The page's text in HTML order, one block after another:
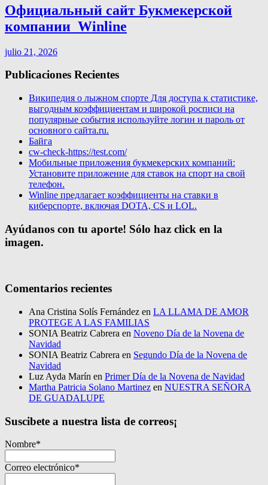
Официальный сайт Букмекерской
компании ️ Winline
julio 21, 2026
Publicaciones Recientes
Википедия о лыжном спорте Для доступа к статистике,
выгодным коэффициентам и широкой росписи на
популярные события используйте логин и пароль от
основного сайта.ru.
Байга
cw-check-https://test.com/
Мобильные приложения букмекерских компаний:
Установите приложение для ставок на спорт на свой
телефон.
Winline предлагает коэффициенты на ставки в
киберспорте, включая DOTA, CS и LOL.
Ayúdanos con tu aporte! Sólo haz click en la
imagen.
Comentarios recientes
Ana Cristina Solís Fernández en LA LLAMA DE AMOR
PROTEGE A LAS FAMILIAS
SONIA Beatriz Cabrera en Noveno Día de la Novena de
Navidad
SONIA Beatriz Cabrera en Segundo Día de la Novena de
Navidad
Luz Ayda Marín en Primer Día de la Novena de Navidad
Martha Patricia Solano Martinez en NUESTRA SEÑORA
DE GUADALUPE
Suscibete a nuestra lista de correos¡
Nombre*
Correo electrónico*